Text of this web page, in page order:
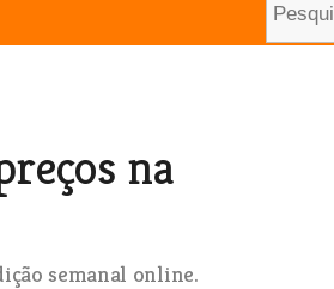
na
semanal online.